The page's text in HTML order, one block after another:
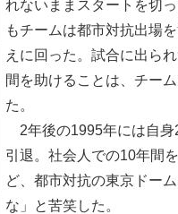
れないままスタートを切
もチームは都市対抗出場
えに回った。試合に出ら
間を助けることは、チー
た。
2年後の1995年には自身
引退。社会人での10年間
ど、都市対抗の東京ドー
な」と苦笑した。